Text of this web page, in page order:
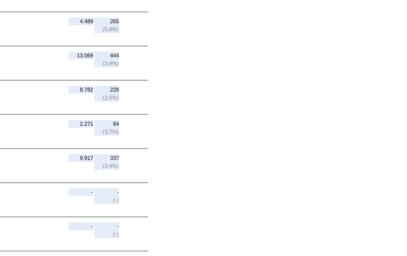
4.489
265
(5,9%)
13.069
444
(3,4%)
8.782
228
(2,6%)
2.271
84
(3,7%)
9.917
337
(3,4%)
-
-
(-)
-
-
(-)